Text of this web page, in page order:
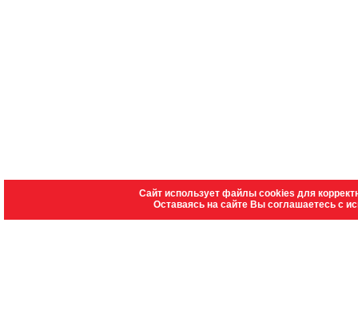
Сайт использует файлы cookies для
Оставаясь на сайте Вы соглашаетесь с